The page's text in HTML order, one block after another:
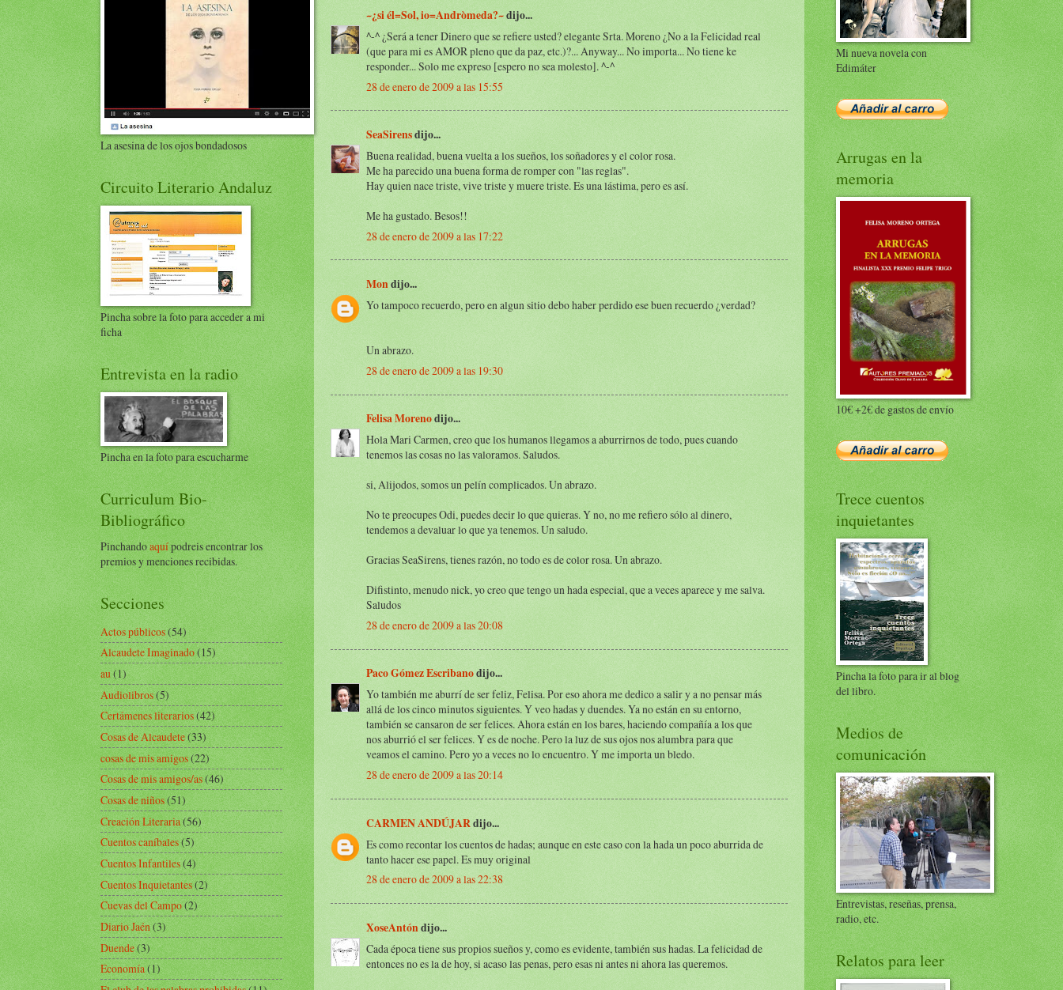
~¿si él=Sol, io=Andròmeda?~dijo...
^-^ ¿Será a tener Dinero que se refiere usted? elegante Srta. Moreno ¿No a la Felicidad real
(que para mi es AMOR pleno que da paz, etc.)?... Anyway... No importa... No tiene ke
responder... Solo me expreso [espero no sea molesto]. ^-^
28 de enero de 2009 a las 15:55
SeaSirensdijo...
Buena realidad, buena vuelta a los sueños, los soñadores y el color rosa.
Me ha parecido una buena forma de romper con "las reglas".
Hay quien nace triste, vive triste y muere triste. Es una lástima, pero es así.
Me ha gustado. Besos!!
28 de enero de 2009 a las 17:22
Mondijo...
Yo tampoco recuerdo, pero en algun sitio debo haber perdido ese buen recuerdo ¿verdad?
Un abrazo.
28 de enero de 2009 a las 19:30
Felisa Morenodijo...
Hola Mari Carmen, creo que los humanos llegamos a aburrirnos de todo, pues cuando
tenemos las cosas no las valoramos. Saludos.
si, Alijodos, somos un pelín complicados. Un abrazo.
No te preocupes Odi, puedes decir lo que quieras. Y no, no me refiero sólo al dinero,
tendemos a devaluar lo que ya tenemos. Un saludo.
Gracias SeaSirens, tienes razón, no todo es de color rosa. Un abrazo.
Difistinto, menudo nick, yo creo que tengo un hada especial, que a veces aparece y me salva.
Saludos
28 de enero de 2009 a las 20:08
Paco Gómez Escribanodijo...
Yo también me aburrí de ser feliz, Felisa. Por eso ahora me dedico a salir y a no pensar más
allá de los cinco minutos siguientes. Y veo hadas y duendes. Ya no están en su entorno,
también se cansaron de ser felices. Ahora están en los bares, haciendo compañía a los que
nos aburrió el ser felices. Y es de noche. Pero la luz de sus ojos nos alumbra para que
veamos el camino. Pero yo a veces no lo encuentro. Y me importa un bledo.
28 de enero de 2009 a las 20:14
CARMEN ANDÚJARdijo...
Es como recontar los cuentos de hadas; aunque en este caso con la hada un poco aburrida de
tanto hacer ese papel. Es muy original
28 de enero de 2009 a las 22:38
XoseAntóndijo...
Cada época tiene sus propios sueños y, como es evidente, también sus hadas. La felicidad de
entonces no es la de hoy, si acaso las penas, pero esas ni antes ni ahora las queremos.
La asesina de los ojos bondadosos
Circuito Literario Andaluz
Pincha sobre la foto para acceder a mi
ficha
Entrevista en la radio
Pincha en la foto para escucharme
Curriculum Bio-
Bibliográfico
Pinchandoaquípodreis encontrar los
premios y menciones recibidas.
Secciones
Actos públicos(54)
Alcaudete Imaginado(15)
au(1)
Audiolibros(5)
Certámenes literarios(42)
Cosas de Alcaudete(33)
cosas de mis amigos(22)
Cosas de mis amigos/as(46)
Cosas de niños(51)
Creación Literaria(56)
Cuentos caníbales(5)
Cuentos Infantiles(4)
Cuentos Inquietantes(2)
Cuevas del Campo(2)
Diario Jaén(3)
Duende(3)
Economía(1)
Mi nueva novela con
Edimáter
Arrugas en la
memoria
10€ +2€ de gastos de envío
Trece cuentos
inquietantes
Pincha la foto para ir al blog
del libro.
Medios de
comunicación
Entrevistas, reseñas, prensa,
radio, etc.
Relatos para leer